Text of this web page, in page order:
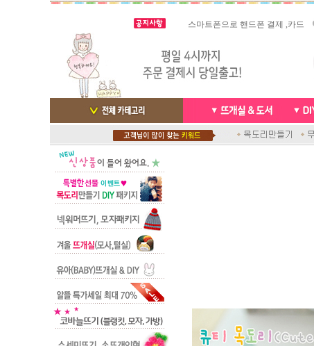
실시간 결
빠른 당일발송/ 거의 그 다음날